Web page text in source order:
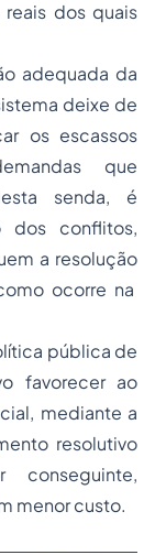
dos quais
adequada da
deixe de
os escassos
que
senda, é
dos conflitos,
a resolução
ocorre na
pública de
favorecer ao
mediante a
resolutivo
menor custo.